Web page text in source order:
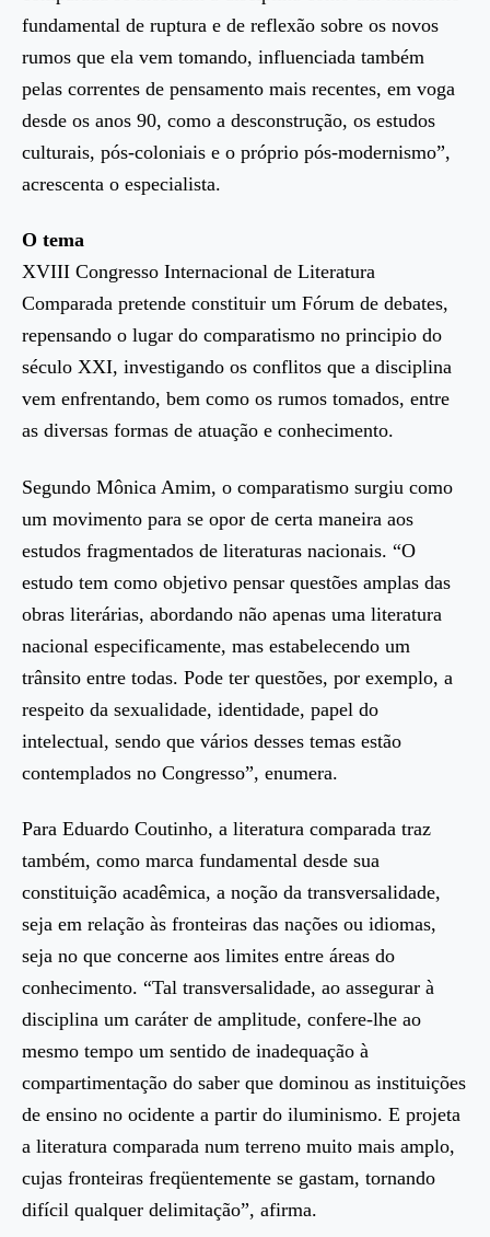
fundamental de ruptura e de reflexão sobre os novos
rumos que ela vem tomando, influenciada também
pelas correntes de pensamento mais recentes, em voga
desde os anos 90, como a desconstrução, os estudos
culturais, pós-coloniais e o próprio pós-modernismo”,
acrescenta o especialista.
O tema
XVIII Congresso Internacional de Literatura
Comparada pretende constituir um Fórum de debates,
repensando o lugar do comparatismo no principio do
século XXI, investigando os conflitos que a disciplina
vem enfrentando, bem como os rumos tomados, entre
as diversas formas de atuação e conhecimento.
Segundo Mônica Amim, o comparatismo surgiu como
um movimento para se opor de certa maneira aos
estudos fragmentados de literaturas nacionais. “O
estudo tem como objetivo pensar questões amplas das
obras literárias, abordando não apenas uma literatura
nacional especificamente, mas estabelecendo um
trânsito entre todas. Pode ter questões, por exemplo, a
respeito da sexualidade, identidade, papel do
intelectual, sendo que vários desses temas estão
contemplados no Congresso”, enumera.
Para Eduardo Coutinho, a literatura comparada traz
também, como marca fundamental desde sua
constituição acadêmica, a noção da transversalidade,
seja em relação às fronteiras das nações ou idiomas,
seja no que concerne aos limites entre áreas do
conhecimento. “Tal transversalidade, ao assegurar à
disciplina um caráter de amplitude, confere-lhe ao
mesmo tempo um sentido de inadequação à
compartimentação do saber que dominou as instituições
de ensino no ocidente a partir do iluminismo. E projeta
a literatura comparada num terreno muito mais amplo,
cujas fronteiras freqüentemente se gastam, tornando
difícil qualquer delimitação”, afirma.